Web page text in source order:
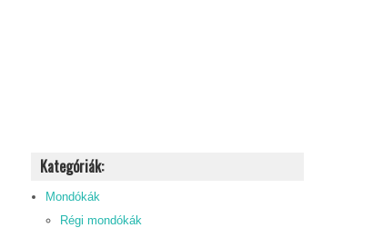
Kategóriák:
Mondókák
Régi mondókák